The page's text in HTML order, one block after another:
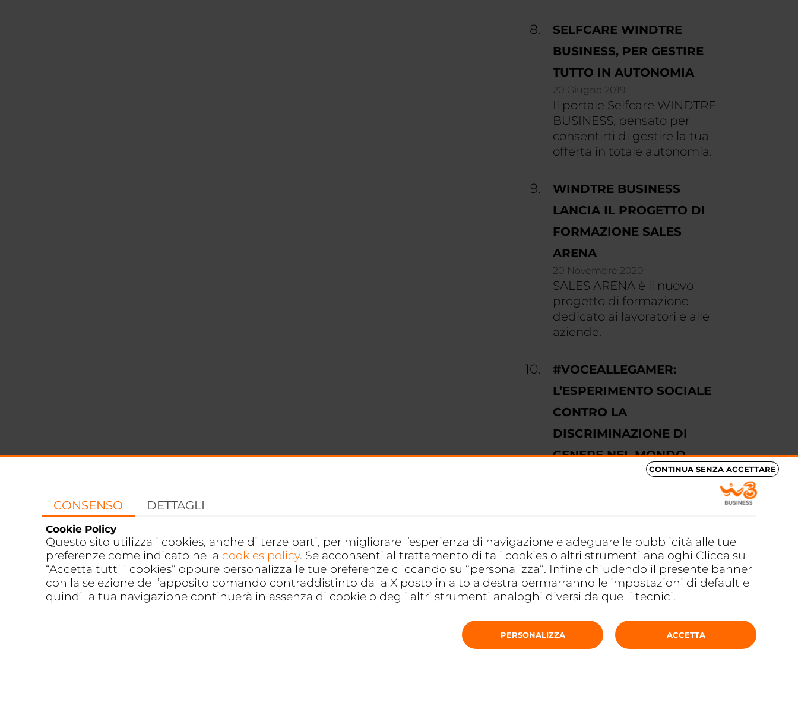
CONTINUA SENZA ACCETTARE
CONSENSO
Cookie Policy
Questo sito utilizza i cookies, anche di terze parti, per migliorare l’esperienza di navigazione e adeguare le pubblicità alle tue
preferenze come indicato nella cookies policy. Se acconsenti al trattamento di tali cookies o altri strumenti analoghi Clicca su
“Accetta tutti i cookies” oppure personalizza le tue preferenze cliccando su “personalizza”. Infine chiudendo il presente banner
con la selezione dell’apposito comando contraddistinto dalla X posto in alto a destra permarranno le impostazioni di default e
quindi la tua navigazione continuerà in assenza di cookie o degli altri strumenti analoghi diversi da quelli tecnici.
DETTAGLI
PERSONALIZZA ACCETTA
SELFCARE WINDTRE
BUSINESS, PER GESTIRE
TUTTO IN AUTONOMIA
20 Giugno 2019
Il portale Selfcare WINDTRE
BUSINESS, pensato per
consentirti di gestire la tua
offerta in totale autonomia.
WINDTRE BUSINESS
LANCIA IL PROGETTO DI
FORMAZIONE SALES
ARENA
20 Novembre 2020
SALES ARENA è il nuovo
progetto di formazione
dedicato ai lavoratori e alle
aziende.
#VOCEALLEGAMER:
L’ESPERIMENTO SOCIALE
CONTRO LA
DISCRIMINAZIONE DI
GENERE NEL MONDO
la discriminazione di genere
nel mondo gaming